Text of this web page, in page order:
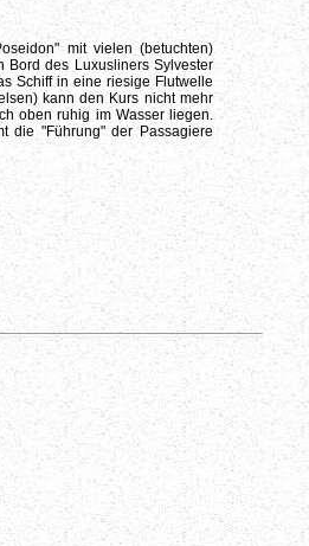
mit vielen (betuchten)
Bord des Luxusliners Sylvester
Schiff in eine riesige Flutwelle
kann den Kurs nicht mehr
oben ruhig im Wasser liegen.
die "Führung" der Passagiere